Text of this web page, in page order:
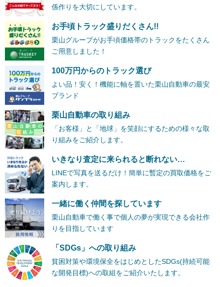
係作りを大切にしています。
お手頃トラック盛りだくさん!!
栗山グループがお手頃価格帯のトラックをたくさん
ご用意しました！
100万円からのトラック選び
よい品！安く！機能に軸を置いた栗山自動車の最安
ブランド
栗山自動車の取り組み
「お客様」と「地球」を笑顔にするための様々な取
り組みをご紹介します。
いきなり査定に来られると断れない…
LINEで写真を送るだけ！簡単に暫定の買取価格をご
案内します。
一緒に働く仲間を探しています
栗山自動車で働く事で個人の夢が実現できる会社作
りを目指しています
「SDGs」への取り組み
貧困対策や環境保全をはじめとしたSDGs(持続可能
な開発目標)への取組をご紹介いたします。